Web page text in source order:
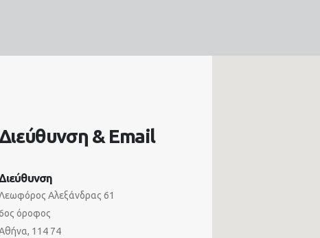
Διεύθυνση & Email
Διεύθυνση
Αλεξάνδρας 61
όροφος
114 74